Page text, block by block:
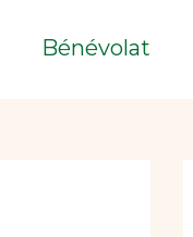
Bénévolat